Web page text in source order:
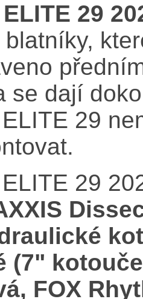
29
se dají
29
29
(7"
FOX